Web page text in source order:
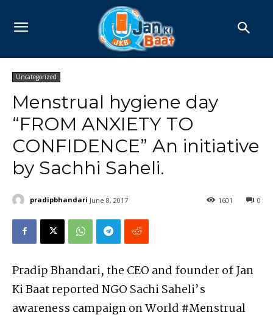
Uncategorized
Menstrual hygiene day
“FROM ANXIETY TO
CONFIDENCE” An initiative
by Sachhi Saheli.
pradipbhandari June 8, 2017 0
1601
Pradip Bhandari, the CEO and founder of Jan
Ki Baat reported NGO Sachi Saheli’s
awareness campaign on World #Menstrual